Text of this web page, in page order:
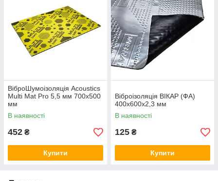
ВіброШумоізоляція Acoustics
Multi Mat Pro 5,5 мм 700x500
мм
В наявності
452 ₴
Купити
Віброізоляція ВІКАР (ФА)
400x600х2,3 мм
В наявності
125 ₴
Купити